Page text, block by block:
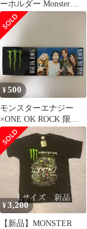
ーホルダー Monster
energy ノベルティグッ
ズ
¥500
モンスターエナジー
×ONE OK ROCK 限定
ステッカー
¥3,200
【新品】MONSTER